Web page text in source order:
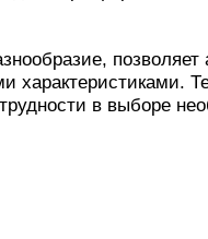
в выборе